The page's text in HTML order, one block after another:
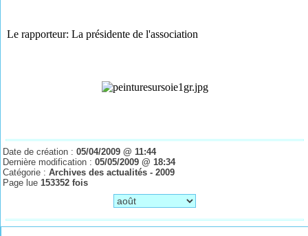
Le rapporteur: La présidente de l'association
Date de création :05/04/2009 @ 11:44
Dernière modification :05/05/2009 @ 18:34
Catégorie :Archives des actualités - 2009
Page lue 153352 fois